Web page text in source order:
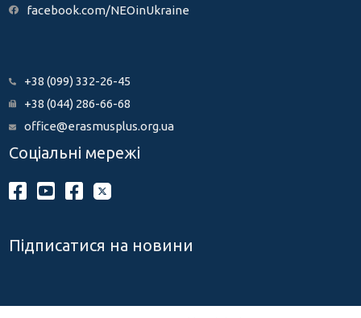
facebook.com/NEOinUkraine
+38 (099) 332-26-45
+38 (044) 286-66-68
office@erasmusplus.org.ua
Соціальні мережі
Підписатися на новини